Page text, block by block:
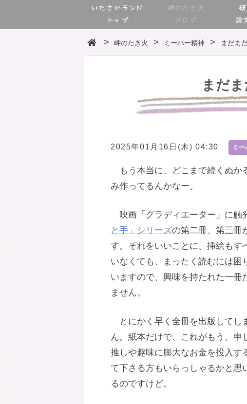
いたさかランド
トップ
岬のたき火
ブログ
論
岬のたき火 ミーハー精神 まだま
まだ
2025年01月16日(木) 04:30 ミ
もう本当に、どこまで続くぬ
み作ってるんかなー。
映画「グラディエーター」に触
と手」シリーズの第二冊、第三冊
す。それをいいことに、挿絵もす
いなくても、まったく読むには困
いますので、興味を持たれた一冊
ません。
とにかく早く全冊を出版して
ん。紙本だけで、これがもう、申
推しや趣味に膨大なお金を投入す
て下さる方もいらっしゃるかと思
るのですけど。